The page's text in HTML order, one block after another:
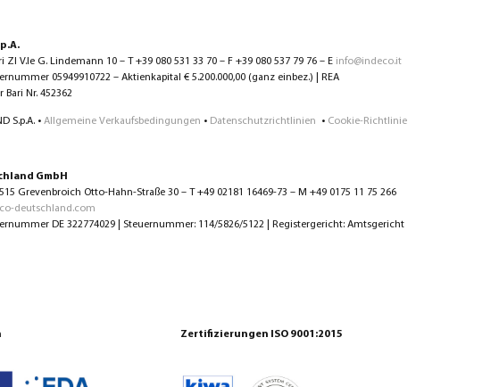
ZI V.le G. Lindemann 10 – T +39 080 531 33 70 – F +39 080 537 79 76 – E info@indeco.it
05949910722 – Aktienkapital € 5.200.000,00 (ganz einbez.) | REA
Bari Nr. 452362
S.p.A. • Allgemeine Verkaufsbedingungen • Datenschutzrichtlinien • Cookie-Richtlinie
GmbH
Grevenbroich Otto-Hahn-Straße 30 – T +49 02181 16469-73 – M +49 0175 11 75 266
deutschland.com
DE 322774029 | Steuernummer: 114/5826/5122 | Registergericht: Amtsgericht
Zertifizierungen ISO 9001:2015